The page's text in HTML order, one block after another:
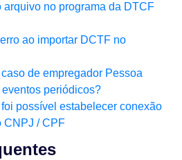
arquivo no programa da DTCF
ao importar DCTF no
de empregador Pessoa
periódicos?
possível estabelecer conexão
CNPJ / CPF